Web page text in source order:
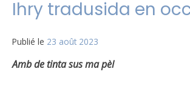
Ihry tradusida en
Publié le 23 août 2023
Amb de tinta sus ma pèl